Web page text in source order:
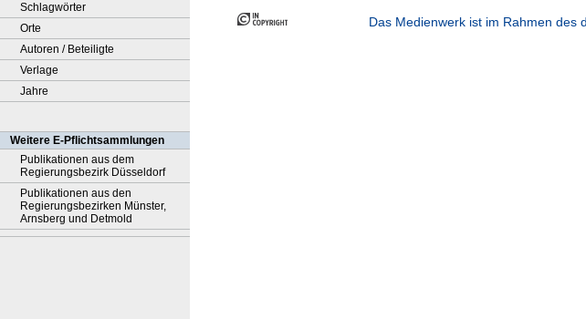
Schlagwörter
Orte
Autoren / Beteiligte
Verlage
Jahre
Weitere E-Pflichtsammlungen
Publikationen aus dem
Regierungsbezirk Düsseldorf
Publikationen aus den
Regierungsbezirken Münster,
Arnsberg und Detmold
Das Medienwerk ist im Rahmen des